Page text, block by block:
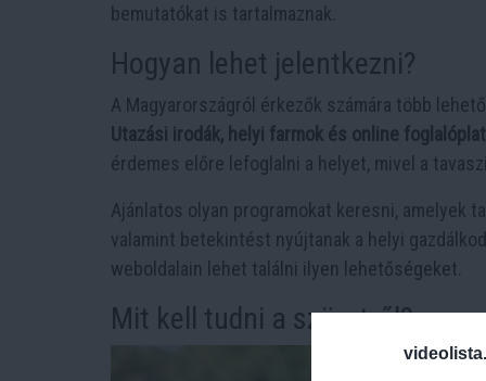
bemutatókat is tartalmaznak.
Hogyan lehet jelentkezni?
A Magyarországról érkezők számára több
Utazási irodák, helyi farmok és online
érdemes előre lefoglalni a helyet, mivel a
Ajánlatos olyan programokat keresni, amelyek
valamint betekintést nyújtanak a helyi
weboldalain lehet találni ilyen lehetőségeket.
Mit kell tudni a szüretről?